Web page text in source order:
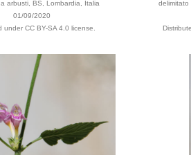
arbusti, BS, Lombardia, Italia
01/09/2020
under CC BY-SA 4.0 license.